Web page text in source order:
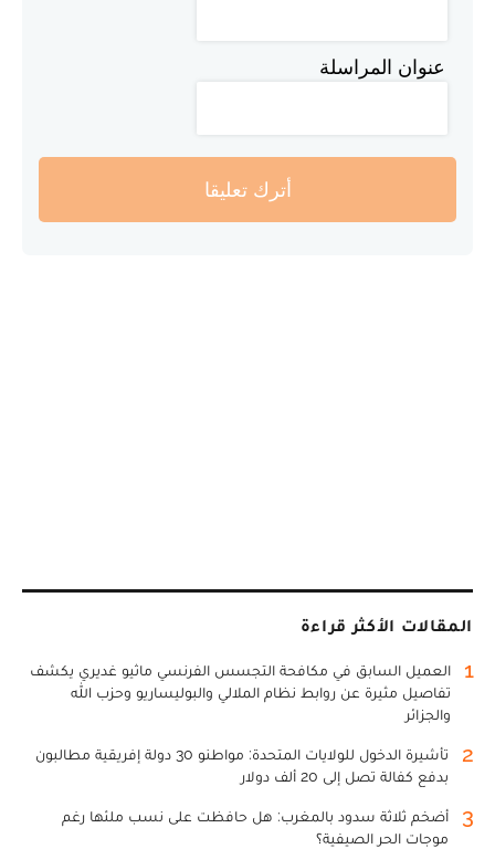
عنوان المراسلة
أترك تعليقا
المقالات الأكثر قراءة
1
العميل السابق في مكافحة التجسس الفرنسي ماثيو غديري يكشف
تفاصيل مثيرة عن روابط نظام الملالي والبوليساريو وحزب الله
والجزائر
2
تأشيرة الدخول للولايات المتحدة: مواطنو 30 دولة إفريقية مطالبون
بدفع كفالة تصل إلى 20 ألف دولار
3
أضخم ثلاثة سدود بالمغرب: هل حافظت على نسب ملئها رغم
موجات الحر الصيفية؟